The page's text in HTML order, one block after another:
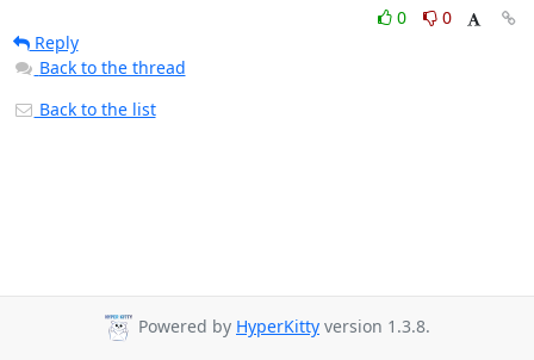
0
0
Reply
Back to the thread
Back to the list
Powered by HyperKitty version 1.3.8.